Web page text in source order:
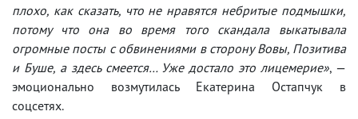
плохо, как сказать, что не нравятся небритые подмышки,
потому что она во время того скандала выкатывала
огромные посты с обвинениями в сторону Вовы, Позитива
и Буше, а здесь смеется… Уже достало это лицемерие», —
эмоционально возмутилась Екатерина Остапчук в
соцсетях.